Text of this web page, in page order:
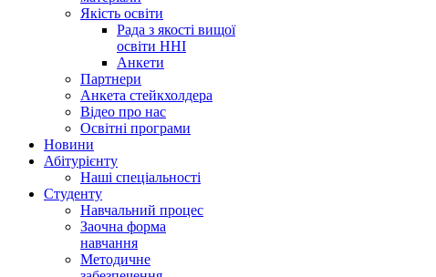
Якість освіти
Рада з якості вищої
освіти ННІ
Анкети
Партнери
Анкета стейкхолдера
Відео про нас
Освітні програми
Hовини
Абітурієнту
Наші спеціальності
Студенту
Навчальний процес
Заочна форма
навчання
Методичне